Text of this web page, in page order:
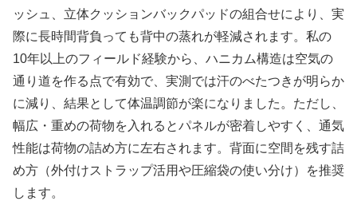
ッシュ、立体クッションバックパッドの組合せにより、実
際に長時間背負っても背中の蒸れが軽減されます。私の
10年以上のフィールド経験から、ハニカム構造は空気の
通り道を作る点で有効で、実測では汗のべたつきが明らか
に減り、結果として体温調節が楽になりました。ただし、
幅広・重めの荷物を入れるとパネルが密着しやすく、通気
性能は荷物の詰め方に左右されます。背面に空間を残す詰
め方（外付けストラップ活用や圧縮袋の使い分け）を推奨
します。